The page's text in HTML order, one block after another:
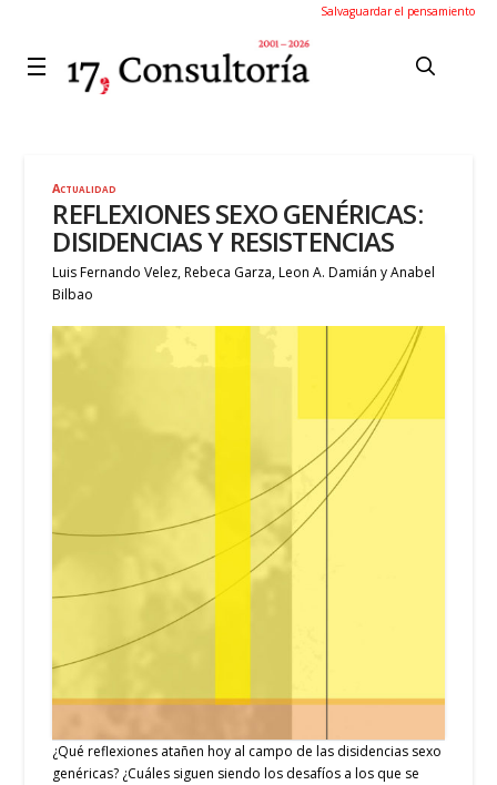
Salvaguardar el pensamiento
Actualidad
REFLEXIONES SEXO GENÉRICAS:
DISIDENCIAS Y RESISTENCIAS
Luis Fernando Velez, Rebeca Garza, Leon A. Damián y Anabel
Bilbao
¿Qué reflexiones atañen hoy al campo de las disidencias sexo
genéricas? ¿Cuáles siguen siendo los desafíos a los que se